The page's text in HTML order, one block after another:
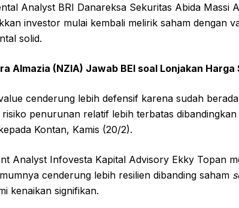
Analyst BRI Danareksa Sekuritas Abida Massi
investor mulai kembali melirik saham dengan
solid.
Almazia (NZIA) Jawab BEI soal Lonjakan Harga
cenderung lebih defensif karena sudah
risiko penurunan relatif lebih terbatas
Kontan, Kamis (20/2).
Analyst Infovesta Kapital Advisory Ekky Topan
cenderung lebih resilien dibanding saham
kenaikan signifikan.